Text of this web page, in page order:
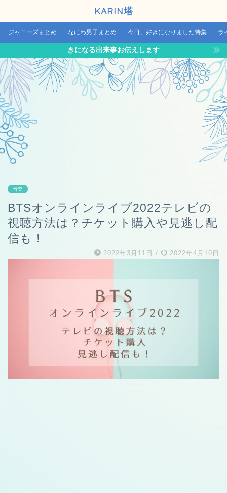
KARIN塔
ジャニーズまとめ なにわ男子まとめ 今日、好きになりました特集 ラ
きになる出来事お伝えします
音楽
BTSオンラインライブ2022テレビの
視聴方法は？チケット購入や見逃し配
信も！
2022年3月11日 / 2022年4月10日